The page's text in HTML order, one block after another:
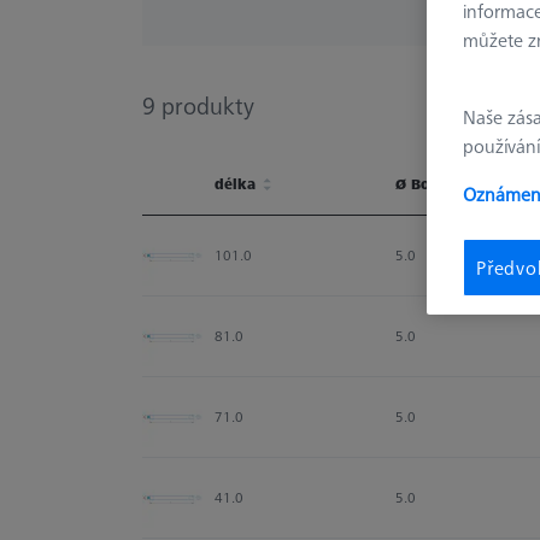
9 produkty
délka Ø Body (DG)
101.0
5.0
81.0 5.0
71.0 5.0
41.0 5.0
můžete
Naše